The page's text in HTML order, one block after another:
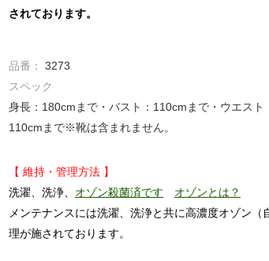
されております。
品番：
3273
スペック
身長：180cmまで・バスト：110cmまで・ウエスト
110cmまで※靴は含まれません。
【 維持・管理方法 】
洗濯、洗浄、 オゾン殺菌済です
オゾンとは？
メンテナンスには洗濯、洗浄と共に高濃度オゾン（
理が施されております。